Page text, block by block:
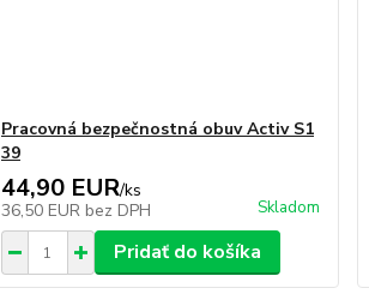
Pracovná bezpečnostná obuv Activ S1
39
44,90 EUR/ks
36,50 EUR bez DPH Skladom
Pridať do košíka